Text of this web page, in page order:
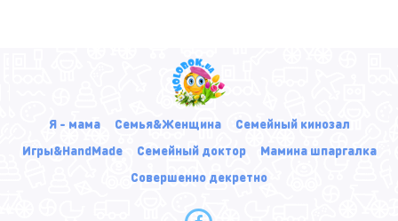
Я - мама Семья&Женщина
Семейный кинозал
Игры&HandMade
Семейный доктор
Мамина шпаргалка
Совершенно декретно